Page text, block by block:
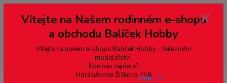
--- pro zákazníky ze Slovenska a jiných zemí, pokud chcete platit v eurech
přepněte si e-shop na euro 💶 pro přepočet měny - pravý horní roh ---
dobírky – pokud si z nějakého důvodu zásilku nevyzvednete, bude po
domluvě zaslána znovu s opětovnou platbou za poštovné, v opačném
případě bude zrušena a účet přidán na blacklist a rušeny následující
objednávky.
CZK
Vítejte na Našem rodinném e-shopu
a obchodu Balíček Hobby
Vítejte na našem e-shopu Balíček Hobby - železniční
modelářství.
Kde nás najdete?
Horažďovice Žižkova 758